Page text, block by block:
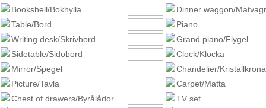
Bookshell/Bokhylla
Dinner waggon/
Table/Bord
Piano
Writing desk/Skrivbord
Grand piano/Flygel
Sidetable/Sidobord
Clock/Klocka
Mirror/Spegel
Chandelier/Kristallkrona
Picture/Tavla
Carpet/Matta
Chest of drawers/Byrålådor
TV set